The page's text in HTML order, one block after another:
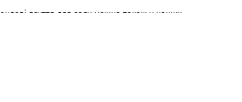
взуття для залу можна також у наших